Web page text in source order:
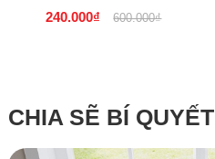
EL-T012 giá rẻ tại tphcm
240.000₫ 600.000₫
CHIA SẼ BÍ QUYẾT